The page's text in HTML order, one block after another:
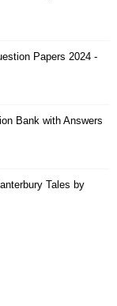
Papers 2024 -
Bank with Answers
Tales by